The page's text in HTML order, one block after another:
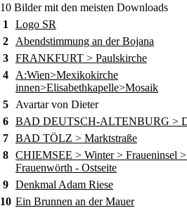
10 Bilder mit den meisten Downloads
1
Logo SR
2
Abendstimmung an der Bojana
3 FRANKFURT > Paulskirche
4
A:Wien>Mexikokirche
innen>Elisabethkapelle>Mosaik
5
Avartar von Dieter
6 BAD DEUTSCH-ALTENBURG >
7 BAD TÖLZ > Marktstraße
8 CHIEMSEE > Winter > Fraueninsel
Frauenwörth - Ostseite
9 Denkmal Adam Riese
10 Ein Brunnen an der Mauer